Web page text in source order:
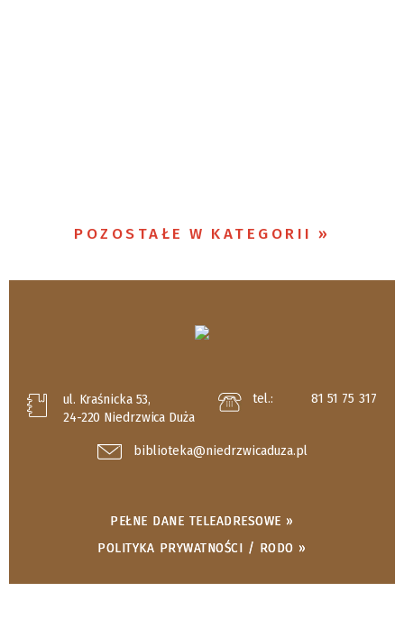
POZOSTAŁE W KATEGORII
ul. Kraśnicka 53,
24-220 Niedrzwica Duża
tel.: 81 51 75 317
biblioteka@niedrzwicaduza.pl
PEŁNE DANE TELEADRESOWE »
POLITYKA PRYWATNOŚCI / RODO »